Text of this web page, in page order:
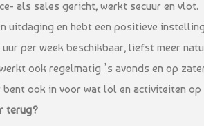
als sales gericht, werkt secuur en vlot.
uitdaging en hebt een positieve
uur per week beschikbaar, liefst meer
ook regelmatig ’s avonds en op
bent ook in voor wat lol en activiteiten
terug?